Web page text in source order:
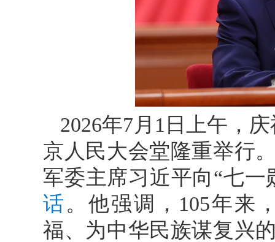
2026年7月1日上午，
京人民大会堂隆重举行
军委主席习近平向“七
话。他强调，105年来
福、为中华民族谋复兴